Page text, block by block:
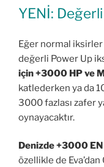
YENİ:
Eğer normal
değerli Power Up
için +3000 HP ve
katlederken ya da
3000 fazlası zafer
oynayacaktır.
Denizde +3000
özellikle de Eva’dan